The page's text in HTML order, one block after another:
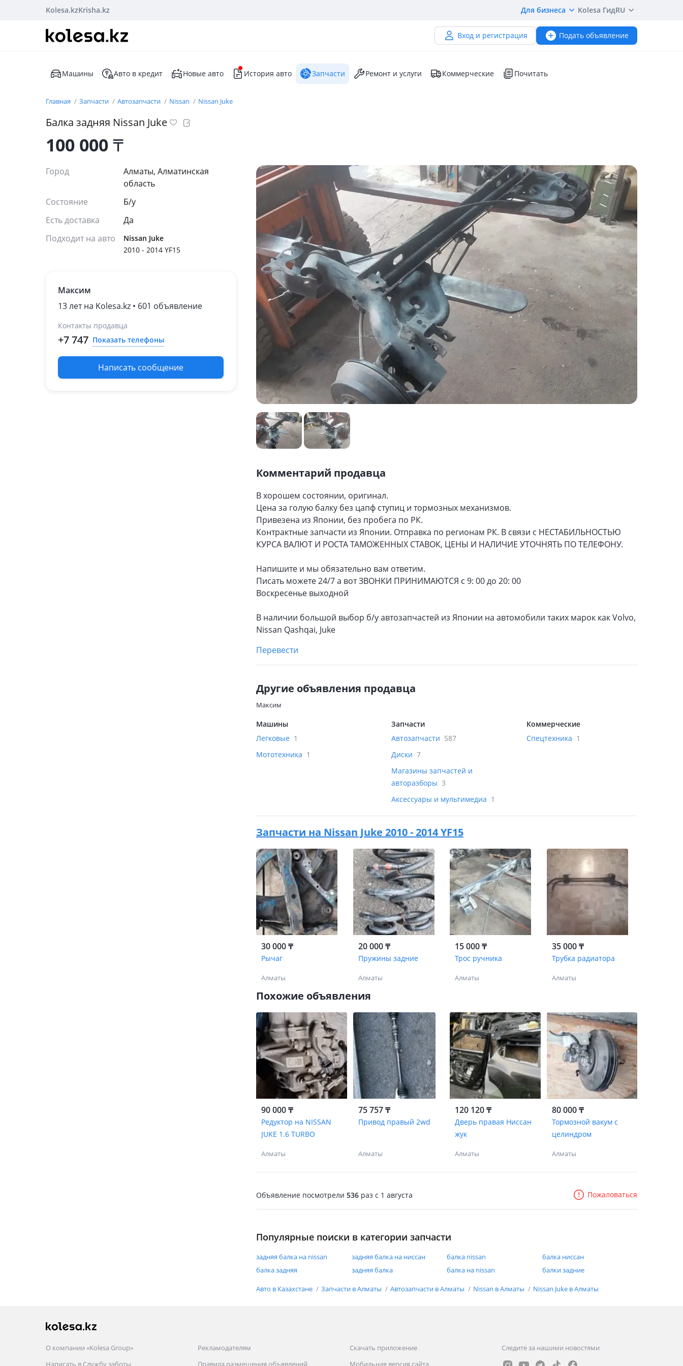
Kolesa.kzKrisha.kz Для бизнеса Kolesa ГидRU
Вход и регистрация Подать объявление
Машины Авто в кредит Новые авто История авто Запчасти Ремонт и услуги Коммерческие Почитать
Главная Запчасти Автозапчасти Nissan Nissan Juke
Балка задняя Nissan Juke
100 000₸
Город
Алматы, Алматинская
область
Состояние
Б/y
Есть доставка
Да
Подходит на авто
Nissan Juke
2010 - 2014 YF15
Максим
13 лет на Kolesa.kz • 601 объявление
Контакты продавца
+7 747 Показать телефоны
Написать сообщение
Комментарий продавца
В хорошем состоянии, оригинал.
Цена за голую балку без цапф ступиц и тормозных механизмов.
Привезена из Японии, без пробега по РК.
Контрактные запчасти из Японии. Отправка по регионам РК. В связи с НЕСТАБИЛЬНОСТЬЮ
КУРСА ВАЛЮТ И РОСТА ТАМОЖЕННЫХ СТАВОК, ЦЕНЫ И НАЛИЧИЕ УТОЧНЯТЬ ПО ТЕЛЕФОНУ.
Напишите и мы обязательно вам ответим.
Писать можете 24/7 а вот ЗВОНКИ ПРИНИМАЮТСЯ с 9: 00 до 20: 00
Воскресенье выходной
В наличии большой выбор б/у автозапчастей из Японии на автомобили таких марок как Volvo,
Nissan Qashqai, Juke
Перевести
Другие объявления продавца
Максим
Машины
Легковые 1
Мототехника 1
Запчасти
Автозапчасти 587
Диски 7
Магазины запчастей и
авторазборы 3
Аксессуары и мультимедиа 1
Коммерческие
Спецтехника 1
Запчасти на Nissan Juke 2010 - 2014 YF15
30 000 ₸
Рычаг
Алматы
20 000 ₸
Пружины задние
Алматы
15 000 ₸
Трос ручника
Алматы
35 000 ₸
Трубка радиатора
Алматы
Похожие объявления
90 000 ₸
Редуктор на NISSAN
JUKE 1.6 TURBO
Алматы
75 757 ₸
Привод правый 2wd
Алматы
120 120 ₸
Дверь правая Ниссан
жук
Алматы
80 000 ₸
Тормозной вакум с
целиндром
Алматы
Объявление посмотрели 536 раз c 1 августа Пожаловаться
Популярные поиски в категории запчасти
задняя балка на nissan задняя балка на ниссан балка nissan
балка ниссан
балка задняя
задняя балка балка на nissan балки задние
Авто в Казахстане Запчасти в Алматы Автозапчасти в Алматы Nissan в Алматы Nissan Juke в Алматы
О компании «Kolesa Group»
Написать в Службу заботы
Рекламодателям
Правила размещения объявлений
Скачать приложение
Мобильная версия сайта
Следите за нашими новостями